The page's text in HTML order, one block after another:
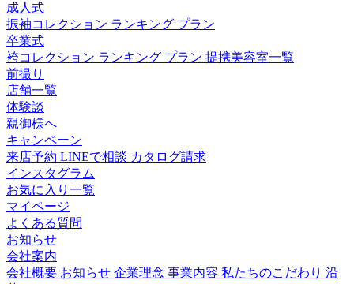
成人式
振袖コレクション ランキング プラン
卒業式
袴コレクション ランキング プラン 提携美容室一覧
前撮り
店舗一覧
体験談
親御様へ
キャンペーン
来店予約 LINEで相談 カタログ請求
インスタグラム
お気に入り一覧
マイページ
よくある質問
お知らせ
会社案内
会社概要 お知らせ 企業理念 事業内容 私たちのこだわり 沿